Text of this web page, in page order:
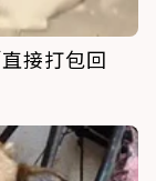
接打包回